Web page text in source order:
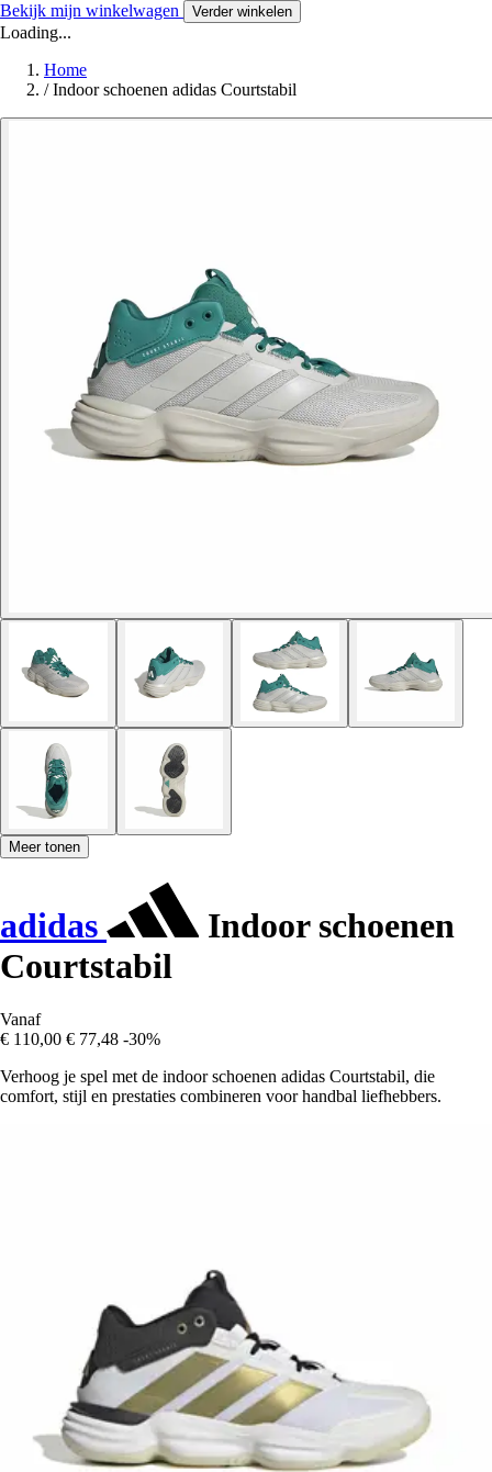
Bekijk mijn winkelwagen Verder winkelen
Loading...
Home
/ Indoor schoenen adidas Courtstabil
Meer tonen
adidas
Indoor schoenen
Courtstabil
Vanaf
€ 110,00 € 77,48 -30%
Verhoog je spel met de indoor schoenen adidas Courtstabil, die
comfort, stijl en prestaties combineren voor handbal liefhebbers.